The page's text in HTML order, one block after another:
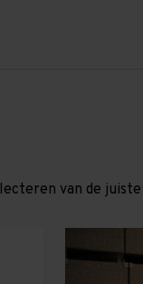
van de